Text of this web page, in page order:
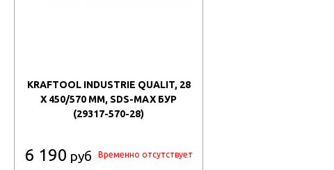
KRAFTOOL INDUSTRIE QUALIT, 28
X 450/570 ММ, SDS-MAX БУР
(29317-570-28)
6 190 руб Временно отсутствует